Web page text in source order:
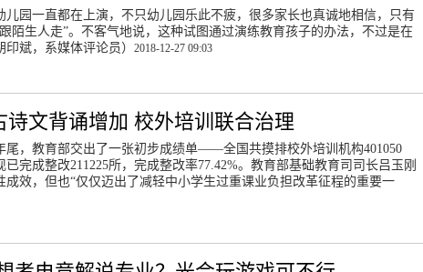
儿园一直都在上演，不只幼儿园乐此不疲，很多家长也真诚地相信，只有
陌生人走”。不客气地说，这种试图通过演练教育孩子的办法，不过是在
斌，系媒体评论员） 2018-12-27 09:03
文背诵增加 校外培训联合治理
尾，教育部交出了一张初步成绩单——全国共摸排校外培训机构401050
已完成整改211225所，完成整改率77.42%。教育部基础教育司司长吕玉刚
效，但也“仅仅迈出了减轻中小学生过重课业负担改革征程的重要一